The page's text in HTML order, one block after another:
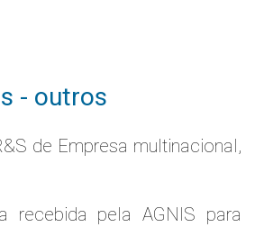
- outros
de Empresa multinacional,
recebida pela AGNIS para